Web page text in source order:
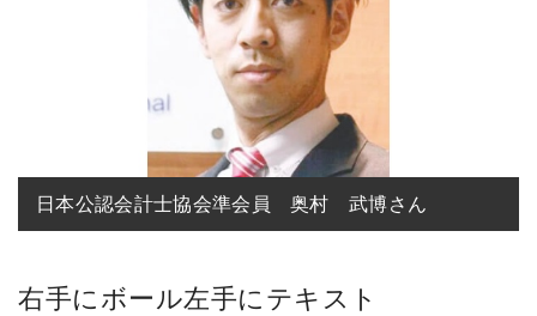
日本公認会計士協会準会員　奥村　武博さん
右手にボール左手にテキスト